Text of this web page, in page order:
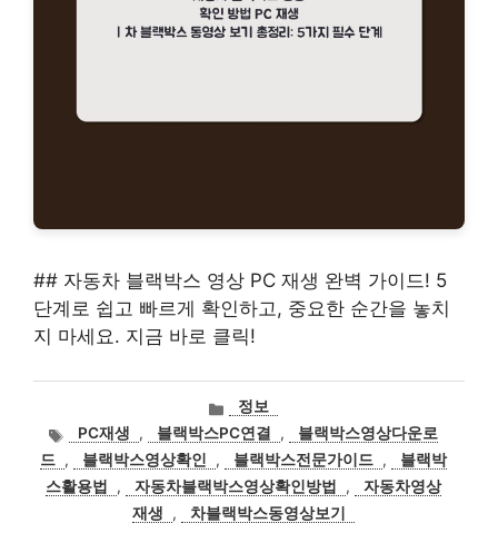
## 자동차 블랙박스 영상 PC 재생 완벽 가이드! 5
단계로 쉽고 빠르게 확인하고, 중요한 순간을 놓치
지 마세요. 지금 바로 클릭!
카
테
고
리
정보
태PC재생 , 블랙박스PC연결 ,
블랙박스영상다운로
드 , 블랙박스영상확인 , 블랙박스전문가이드 ,
블랙박
스활용법
, 자동차블랙박스영상확인방법 ,
자동차영상
재생
, 차블랙박스동영상보기